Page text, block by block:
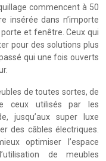
commencent à 50
insérée dans n’importe
et fenêtre. Ceux qui
pour des solutions plus
qui une fois ouverts
de toutes sortes, de
ceux utilisés par les
jusqu’aux super luxe
des câbles électriques.
optimiser l’espace
de meubles